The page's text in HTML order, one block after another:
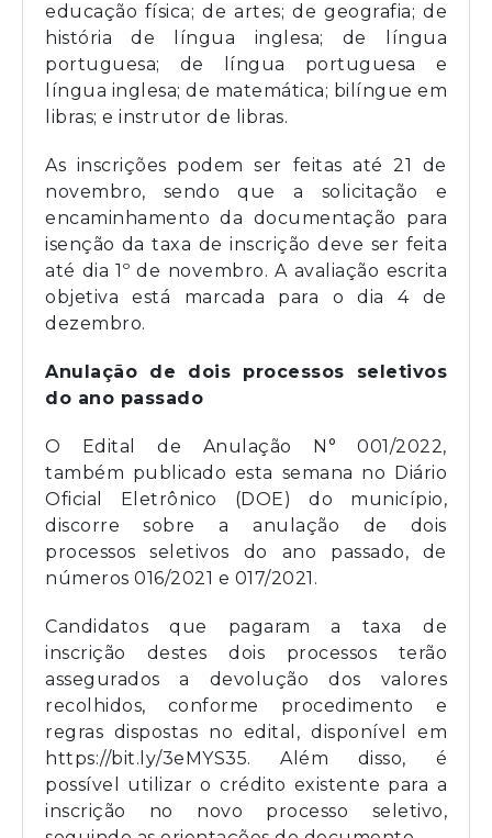
educação física; de artes; de geografia; de
história de língua inglesa; de língua
portuguesa; de língua portuguesa e
língua inglesa; de matemática; bilíngue em
libras; e instrutor de libras.
As inscrições podem ser feitas até 21 de
novembro, sendo que a solicitação e
encaminhamento da documentação para
isenção da taxa de inscrição deve ser feita
até dia 1º de novembro. A avaliação escrita
objetiva está marcada para o dia 4 de
dezembro.
Anulação de dois processos seletivos
do ano passado
O Edital de Anulação N° 001/2022,
também publicado esta semana no Diário
Oficial Eletrônico (DOE) do município,
discorre sobre a anulação de dois
processos seletivos do ano passado, de
números 016/2021 e 017/2021.
Candidatos que pagaram a taxa de
inscrição destes dois processos terão
assegurados a devolução dos valores
recolhidos, conforme procedimento e
regras dispostas no edital, disponível em
https://bit.ly/3eMYS35. Além disso, é
possível utilizar o crédito existente para a
inscrição no novo processo seletivo,